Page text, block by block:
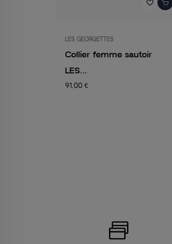
favorite_border
LES GEORGETTES
Collier femme sautoir
LES...
91,00 €